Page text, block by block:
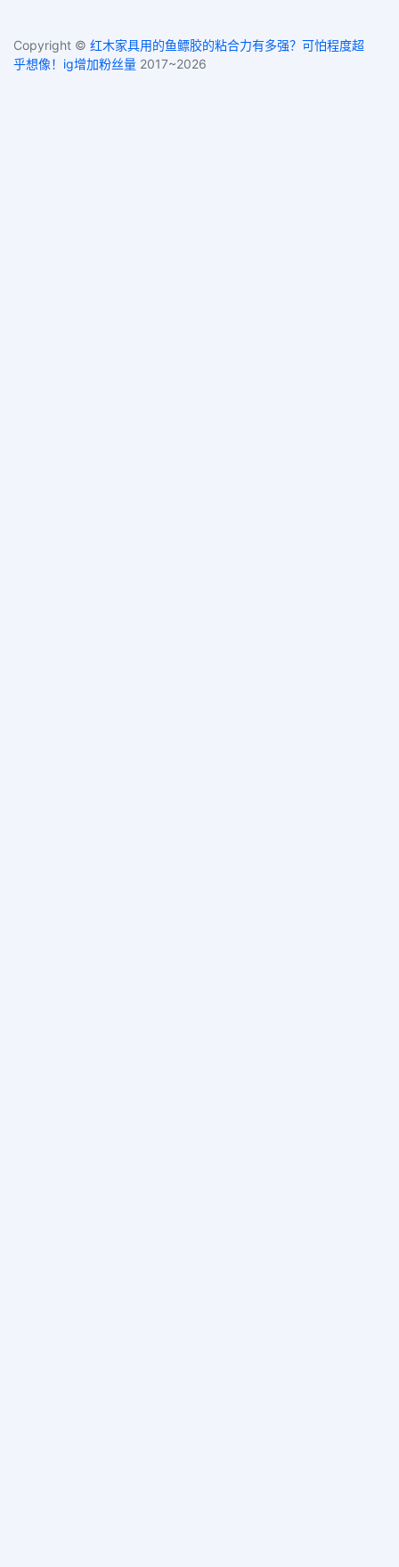
Copyright © 红木家具用的鱼鳔胶的粘合力有多强？可怕程度超
乎想像！ig增加粉丝量 2017~2026